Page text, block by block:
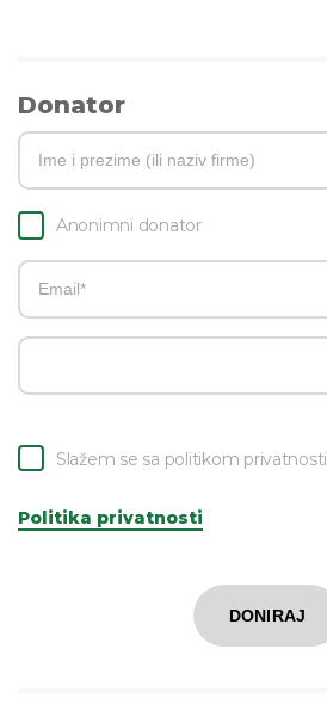
Donator
Anonimni donator
Slažem se sa politikom privatnosti
Politika privatnosti
DONIRAJ